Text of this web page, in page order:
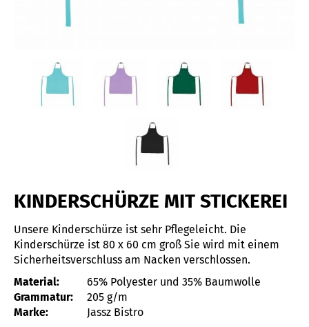
KINDERSCHÜRZE MIT STICKEREI
Unsere Kinderschürze ist sehr Pflegeleicht. Die
Kinderschürze ist 80 x 60 cm groß Sie wird mit einem
Sicherheitsverschluss am Nacken verschlossen.
Material: 65% Polyester und 35% Baumwolle
Grammatur: 205 g/m
Marke: Jassz Bistro